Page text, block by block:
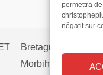
permettra
négatif sur
Bretagne
Morbihan